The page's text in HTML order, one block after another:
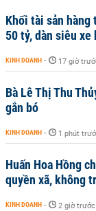
Khối tài sản hàng
50 tỷ, dàn siêu
KINH DOANH - 17 giờ
Bà Lê Thị Thu
gắn bó
KINH DOANH - 1 phút
Huấn Hoa Hồng
quyền xã, không
KINH DOANH - 2 giờ trước